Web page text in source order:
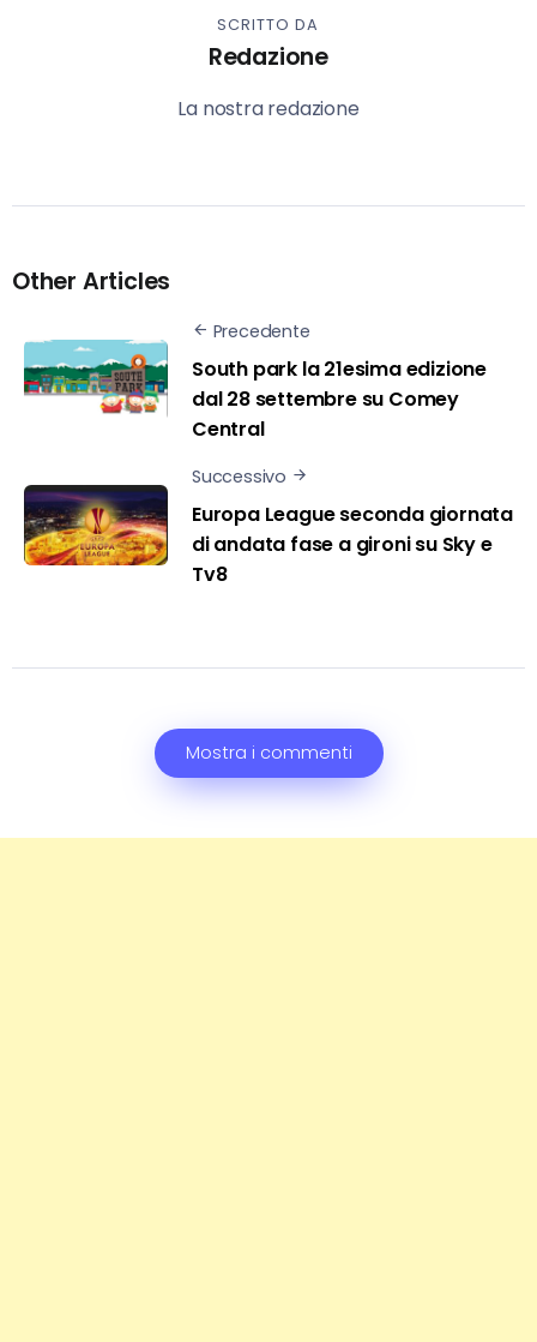
SCRITTO DA
Redazione
La nostra redazione
Other Articles
Precedente
South park la 21esima edizione
dal 28 settembre su Comey
Central
Successivo
Europa League seconda giornata
di andata fase a gironi su Sky e
Tv8
Mostra i commenti